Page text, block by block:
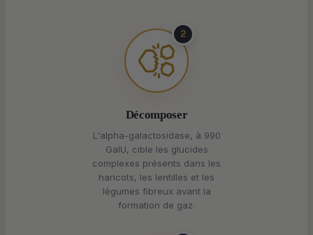
2
Décomposer
L'alpha-galactosidase, à 990
GaIU, cible les glucides
complexes présents dans les
haricots, les lentilles et les
légumes fibreux avant la
formation de gaz.